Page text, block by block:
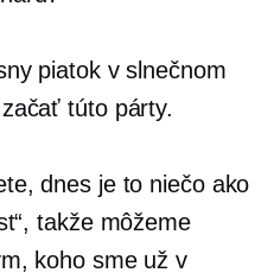
piatok v slnečnom
túto párty.
dnes je to niečo ako
takže môžeme
koho sme už v